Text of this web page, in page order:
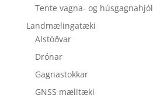
Tente vagna- og húsgagnahjól
Landmælingatæki
Alstöðvar
Drónar
Gagnastokkar
GNSS mælitæki